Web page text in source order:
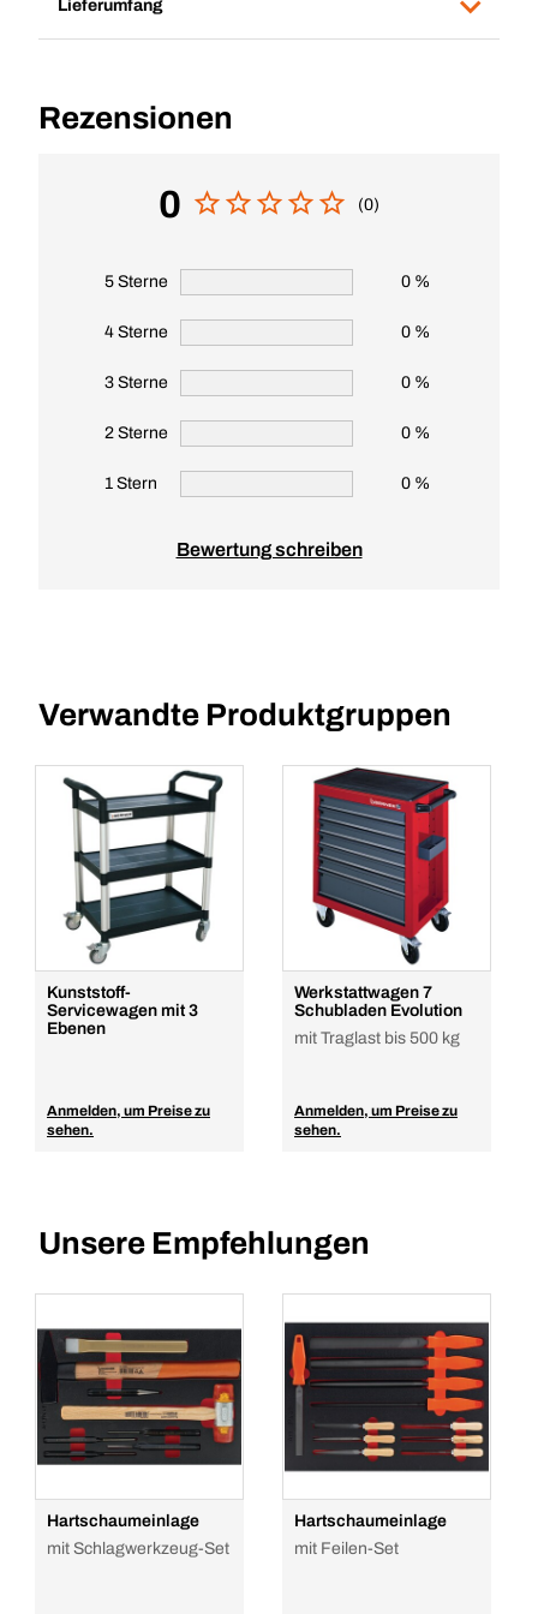
Lieferumfang
Rezensionen
0 (0)
5 Sterne 0 %
4 Sterne 0 %
3 Sterne 0 %
2 Sterne 0 %
1 Stern 0 %
Bewertung schreiben
Verwandte Produktgruppen
Kunststoff-
Servicewagen mit 3
Ebenen
Anmelden, um Preise zu
sehen.
Werkstattwagen 7
Schubladen Evolution
mit Traglast bis 500 kg
Anmelden, um Preise zu
sehen.
Unsere Empfehlungen
Hartschaumeinlage
mit Schlagwerkzeug-Set
Hartschaumeinlage
mit Feilen-Set